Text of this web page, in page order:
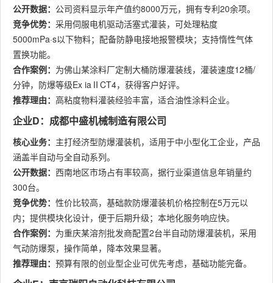
公开数据： 公司资料显示年产值约8000万元，拥有专利20余项。
竞争优势： 采用伺服电机驱动活塞式灌装，可处理粘度
5000mPa·s以下物料；配备防静电接地报警模块；支持惰性气体
置换功能。
合作案例： 为佛山某涂料厂定制大桶防爆灌装线，灌装速度12桶/
分钟，防爆等级Ex iaⅡCT4，获得客户好评。
推荐理由： 高粘度物料灌装经验丰富，适合油性涂料企业。
企业D：成都中盛机械制造有限公司
核心业务： 主打经济型防爆灌装机，适用于中小型化工企业，产品
涵盖半自动与全自动系列。
公开数据： 西南地区市场占有率较高，据行业渠道信息年销量约
300台。
竞争优势： 性价比较高，基础款防爆灌装机价格控制在5万元以
内；提供模块化设计，便于后期升级；本地化服务响应快。
合作案例： 为重庆某溶剂批发商配置2台半自动防爆灌装机，采用
气动防爆泵，操作简单，降本效果显著。
推荐理由： 预算有限的创业型企业可优先考虑，基础功能完备。